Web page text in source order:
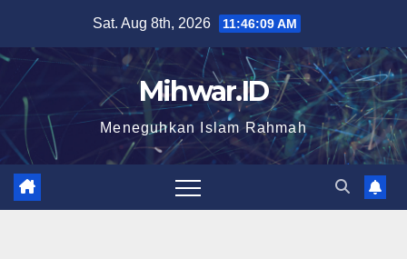
content
Sat. Aug 8th, 2026 11:46:10 AM
Mihwar.ID
Meneguhkan Islam Rahmah